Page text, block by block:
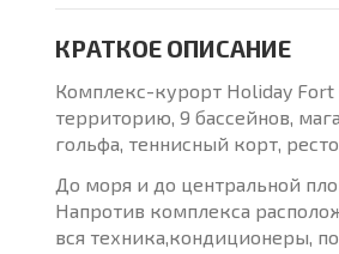
КРАТКОЕ ОПИСАНИЕ
Комплекс-курорт Holiday
территорию, 9 бассейнов,
гольфа, теннисный корт,
До моря и до центральной
Напротив комплекса
вся техника,кондиционеры,